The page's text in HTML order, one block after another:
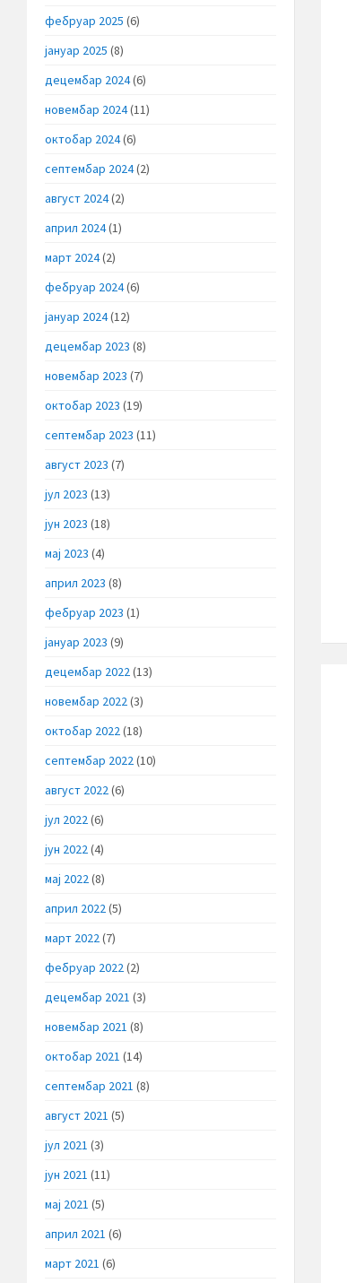
фебруар 2025 (6)
јануар 2025 (8)
децембар 2024(6)
новембар 2024(11)
октобар 2024(6)
септембар 2024(2)
август 2024(2)
април 2024(1)
март 2024(2)
фебруар 2024(6)
јануар 2024(12)
децембар 2023 (8)
новембар 2023 (7)
октобар 2023 (19)
септембар 2023 (11)
август 2023 (7)
јул 2023 (13)
јун 2023 (18)
мај 2023 (4)
април 2023 (8)
фебруар 2023 (1)
јануар 2023 (9)
децембар 2022(13)
новембар 2022(3)
октобар 2022(18)
септембар 2022(10)
август 2022(6)
јул 2022(6)
јун 2022(4)
мај 2022(8)
април 2022(5)
март 2022(7)
фебруар 2022(2)
децембар 2021 (3)
новембар 2021 (8)
октобар 2021 (14)
септембар 2021 (8)
август 2021 (5)
јул 2021 (3)
јун 2021 (11)
мај 2021 (5)
април 2021 (6)
март 2021 (6)